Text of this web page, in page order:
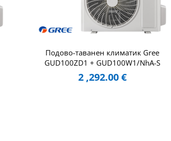
Подово-таванен климатик Gree
GUD100ZD1 + GUD100W1/NhA-S
2 ,292.00€